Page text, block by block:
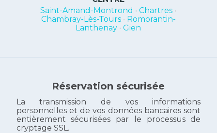
Saint-Amand-Montrond •Chartres •
Chambray-Lès-Tours• Romorantin-
Lanthenay •Gien
Réservation sécurisée
La transmission de vos informations
personnelles et de vos données bancaires sont
entièrement sécurisées par le processus de
cryptage SSL.